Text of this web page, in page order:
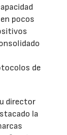
pocos
de
director
la